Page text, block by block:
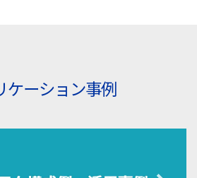
ケーション事例